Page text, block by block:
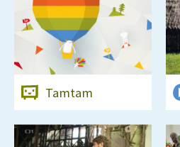
Tamtam